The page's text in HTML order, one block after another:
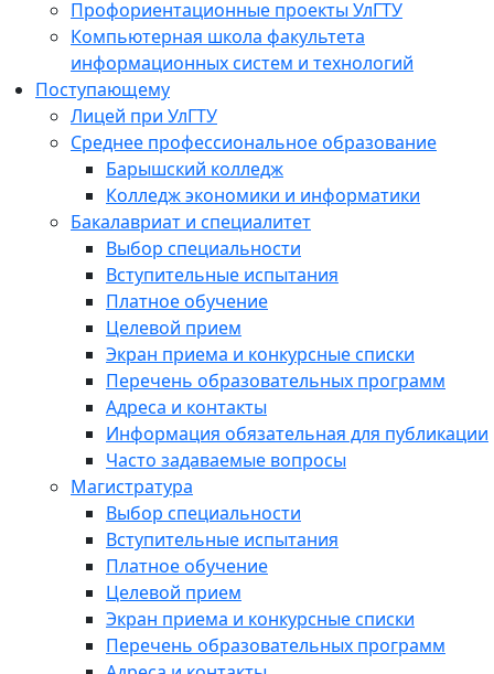
Профориентационные проекты УлГТУ
Компьютерная школа факультета
информационных систем и технологий
Поступающему
Лицей при УлГТУ
Среднее профессиональное образование
Барышский колледж
Колледж экономики и информатики
Бакалавриат и специалитет
Выбор специальности
Вступительные испытания
Платное обучение
Целевой прием
Экран приема и конкурсные списки
Перечень образовательных программ
Адреса и контакты
Информация обязательная для публикации
Часто задаваемые вопросы
Магистратура
Выбор специальности
Вступительные испытания
Платное обучение
Целевой прием
Экран приема и конкурсные списки
Перечень образовательных программ